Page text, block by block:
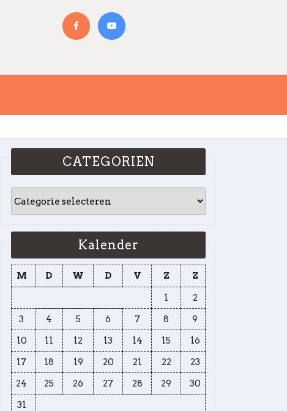
Facebook
CATEGORIEN
CATEGORIEN
Kalender
M D W D V Z
Z
1
2
3
4 5 6 7 8
9
10
11 12 13 14 15
16
17
18 19 20 21 22
23
24
25 26 27 28 29
30
31